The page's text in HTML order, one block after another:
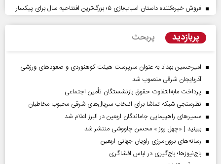
فروش خیره‌کننده داستان اسباب‌بازی ۵؛ بزرگ‌ترین افتتاحیه سال برای پیکسار
پربازدید پربحث
امیرحسین بهداد به عنوان سرپرست هیئت کوهنوردی و صعودهای ورزشی
آذربایجان شرقی منصوب شد
پرداخت مابه‌التفاوت حقوق بازنشستگان تأمین اجتماعی
نظرسنجی شبکه تماشا برای انتخاب سریال‌های شرقی محبوب مخاطبان
مسیر‌های راهپیمایی جاماندگان اربعین در البرز اعلام شد
ببینید | «چهل روز » محسن چاووشی منتشر شد
رسانه‌های برون‌مرزی راویان جهانی اربعین
باج‌نیوزها؛ باج‌گیری در لباس افشاگری